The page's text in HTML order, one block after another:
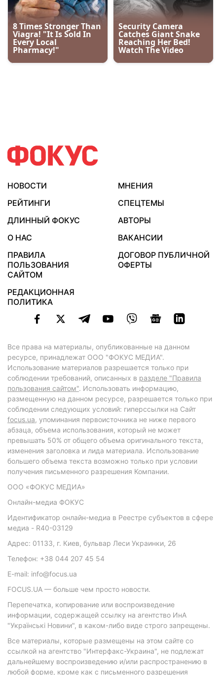
НОВОСТИ
МНЕНИЯ
РЕЙТИНГИ
СПЕЦТЕМЫ
ДЛИННЫЙ ФОКУС
АВТОРЫ
О НАС
ВАКАНСИИ
ПРАВИЛА
ПОЛЬЗОВАНИЯ
САЙТОМ
ДОГОВОР ПУБЛИЧНОЙ
ОФЕРТЫ
РЕДАКЦИОННАЯ
ПОЛИТИКА
Все права на материалы, опубликованные на данном
ресурсе, принадлежат ООО "ФОКУС МЕДИА".
Использование материалов разрешается только при
соблюдении требований, описанных в разделе "Правила
пользования сайтом". Использовать информацию,
размещенную на данном ресурсе, разрешается только при
соблюдении следующих условий: гиперссылки на Сайт
focus.ua, упоминания первоисточника не ниже первого
абзаца, объема использования, который не может
превышать 50% от общего объема оригинального текста,
изменения заголовка и лида материала. Использование
большего объема текста возможно только при условии
получения письменного разрешения Компании.
ООО «ФОКУС МЕДИА»
Онлайн-медиа ФОКУС
Идентификатор онлайн-медиа в Реестре субъектов в сфере
медиа - R40-03129
Адрес: 01133, г. Киев, бульвар Леси Украинки, 26
Телефон: +38 044 207 45 54
E-mail: info@focus.ua
FOCUS.UA — больше чем просто новости.
Перепечатка, копирование или воспроизведение
информации, содержащей ссылку на агентство ИнА
"Українські Новини", в каком-либо виде строго запрещены.
Все материалы, которые размещены на этом сайте со
ссылкой на агентство "Интерфакс-Украина", не подлежат
дальнейшему воспроизведению и/или распространению в
любой форме, кроме как с письменного разрешения